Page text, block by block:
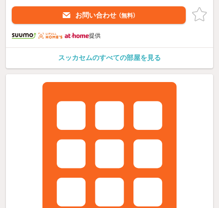
お問い合わせ （無料）
提供
スッカセムのすべての部屋を見る